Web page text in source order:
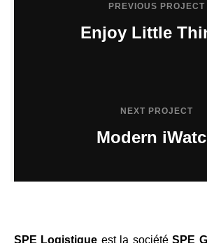
PREVIOUS PROJECT
Enjoy Little
NEXT PROJECT
Modern
SPE Logistique est la sociétéSPE